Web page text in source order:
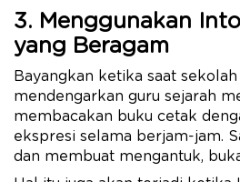
3. Menggunakan
yang Beragam
Bayangkan ketika saat
mendengarkan guru sejarah
membacakan buku cetak
ekspresi selama berjam-jam.
dan membuat mengantuk,